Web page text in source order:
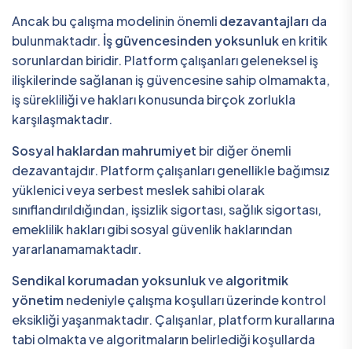
Ancak bu çalışma modelinin önemlidezavantajları da
bulunmaktadır. İş güvencesinden yoksunluken kritik
sorunlardan biridir. Platform çalışanları geleneksel iş
ilişkilerinde sağlanan iş güvencesine sahip olmamakta,
iş sürekliliği ve hakları konusunda birçok zorlukla
karşılaşmaktadır.
Sosyal haklardan mahrumiyet bir diğer önemli
dezavantajdır. Platform çalışanları genellikle bağımsız
yüklenici veya serbest meslek sahibi olarak
sınıflandırıldığından, işsizlik sigortası, sağlık sigortası,
emeklilik hakları gibi sosyal güvenlik haklarından
yararlanamamaktadır.
Sendikal korumadan yoksunlukvealgoritmik
yönetimnedeniyle çalışma koşulları üzerinde kontrol
eksikliği yaşanmaktadır. Çalışanlar, platform kurallarına
tabi olmakta ve algoritmaların belirlediği koşullarda